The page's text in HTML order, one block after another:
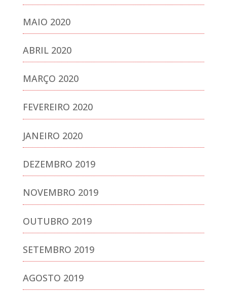
MAIO 2020
ABRIL 2020
MARÇO 2020
FEVEREIRO 2020
JANEIRO 2020
DEZEMBRO 2019
NOVEMBRO 2019
OUTUBRO 2019
SETEMBRO 2019
AGOSTO 2019